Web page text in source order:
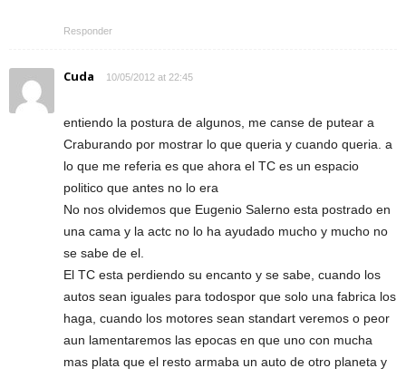
Responder
Cuda 10/05/2012 at 22:45
entiendo la postura de algunos, me canse de putear a
Craburando por mostrar lo que queria y cuando queria. a
lo que me referia es que ahora el TC es un espacio
politico que antes no lo era
No nos olvidemos que Eugenio Salerno esta postrado en
una cama y la actc no lo ha ayudado mucho y mucho no
se sabe de el.
El TC esta perdiendo su encanto y se sabe, cuando los
autos sean iguales para todospor que solo una fabrica los
haga, cuando los motores sean standart veremos o peor
aun lamentaremos las epocas en que uno con mucha
mas plata que el resto armaba un auto de otro planeta y